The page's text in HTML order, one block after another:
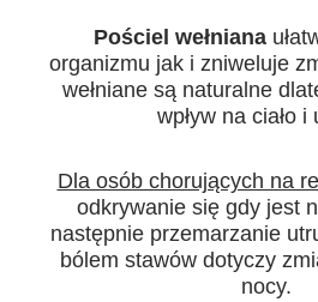
Pościel wełniana
organizmu jak i zniweluje
wełniane są naturalne
wpływ na ciało i
Dla osób chorujących na
odkrywanie się gdy jest
następnie przemarzanie
bólem stawów dotyczy
nocy.